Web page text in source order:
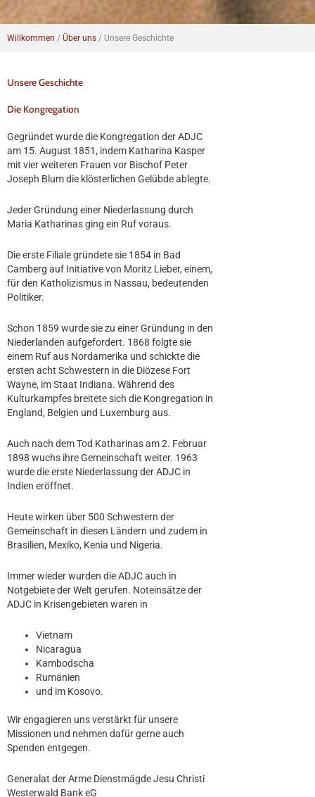
Willkommen / Über uns / Unsere Geschichte
Unsere Geschichte
Die Kongregation
Gegründet wurde die Kongregation der ADJC
am 15. August 1851, indem Katharina Kasper
mit vier weiteren Frauen vor Bischof Peter
Joseph Blum die klösterlichen Gelübde ablegte.
Jeder Gründung einer Niederlassung durch
Maria Katharinas ging ein Ruf voraus.
Die erste Filiale gründete sie 1854 in Bad
Camberg auf Initiative von Moritz Lieber, einem,
für den Katholizismus in Nassau, bedeutenden
Politiker.
Schon 1859 wurde sie zu einer Gründung in den
Niederlanden aufgefordert. 1868 folgte sie
einem Ruf aus Nordamerika und schickte die
ersten acht Schwestern in die Diözese Fort
Wayne, im Staat Indiana. Während des
Kulturkampfes breitete sich die Kongregation in
England, Belgien und Luxemburg aus.
Auch nach dem Tod Katharinas am 2. Februar
1898 wuchs ihre Gemeinschaft weiter. 1963
wurde die erste Niederlassung der ADJC in
Indien eröffnet.
Heute wirken über 500 Schwestern der
Gemeinschaft in diesen Ländern und zudem in
Brasilien, Mexiko, Kenia und Nigeria.
Immer wieder wurden die ADJC auch in
Notgebiete der Welt gerufen. Noteinsätze der
ADJC in Krisengebieten waren in
Vietnam
Nicaragua
Kambodscha
Rumänien
und im Kosovo.
Wir engagieren uns verstärkt für unsere
Missionen und nehmen dafür gerne auch
Spenden entgegen.
Generalat der Arme Dienstmägde Jesu Christi
Westerwald Bank eG